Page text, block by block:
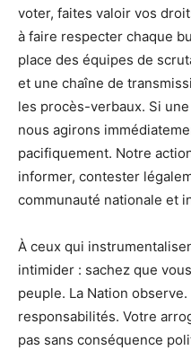
voter, faites valoir vos
à faire respecter chaque
place des équipes de
et une chaîne de
les procès-verbaux. Si
nous agirons
pacifiquement. Notre
informer, contester
communauté nationale et
À ceux qui
intimider : sachez que
peuple. La Nation
responsabilités. Votre
pas sans conséquence